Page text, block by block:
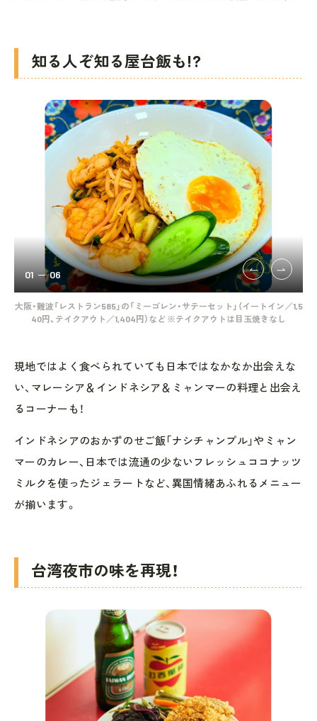
知る人ぞ知る屋台飯も!?
大阪・難波「レストラン585」の「ミーゴレン・サテーセット」（イートイン／1,5
40円、テイクアウト／1,404円）など ※テイクアウトは目玉焼きなし
01 06
現地ではよく食べられていても日本ではなかなか出会えな
い、マレーシア＆インドネシア＆ミャンマーの料理と出会え
るコーナーも！
インドネシアのおかずのせご飯「ナシチャンプル」やミャン
マーのカレー、日本では流通の少ないフレッシュココナッツ
ミルクを使ったジェラートなど、異国情緒あふれるメニュー
が揃います。
台湾夜市の味を再現！